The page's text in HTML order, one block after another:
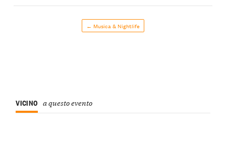
← Musica & Nightlife
VICINO a questo evento